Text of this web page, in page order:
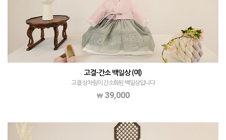
고결-간소 백일상 (여)
고결 상차림이 간소화된 백일상입니다
39,000